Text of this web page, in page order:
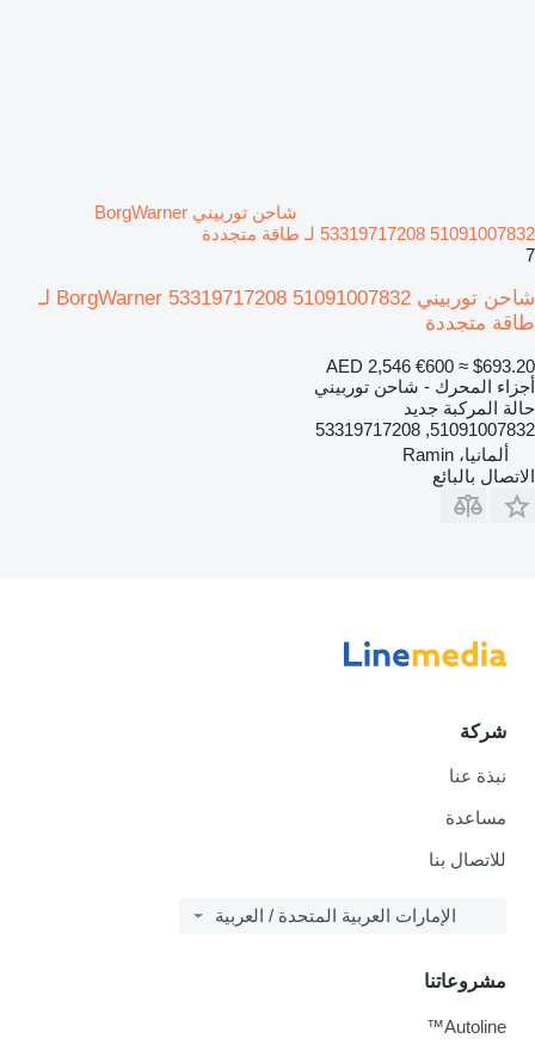
شاحن توربيني BorgWarner
53319717208 51091007832 لـ طاقة متجددة
7
شاحن توربيني BorgWarner 53319717208 51091007832 لـ
طاقة متجددة
AED 2,546 €600 ≈ $693.20
أجزاء المحرك - شاحن توربيني
حالة المركبة جديد
51091007832, 53319717208
ألمانيا، Ramin
الاتصال بالبائع
شركة
نبذة عنا
مساعدة
للاتصال بنا
الإمارات العربية المتحدة / العربية
مشروعاتنا
Autoline™